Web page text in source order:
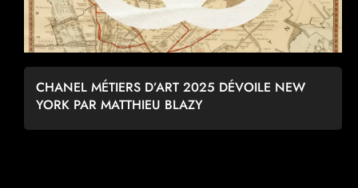
CHANEL MÉTIERS D’ART 2025 DÉVOILE NEW
YORK PAR MATTHIEU BLAZY